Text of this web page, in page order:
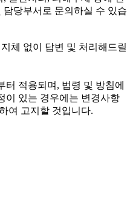
당부서로 문의하실 수 있습
체 없이 답변 및 처리해드릴
적용되며, 법령 및 방침에
이 있는 경우에는 변경사항
여 고지할 것입니다.